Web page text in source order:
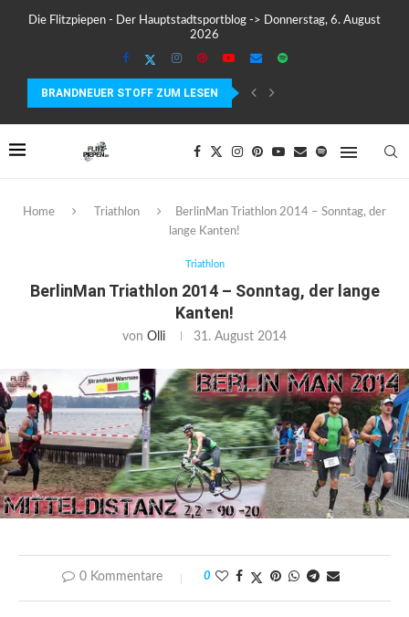
Die Flitzpiepen - Der Hauptstadtsportblog -> Donnerstag, 6. August
2026
BRANDNEUER STOFF ZUM LESEN
TESTBERICHT: DER GARMIN EDGE 840 IM TEST –...
Home Triathlon
BerlinMan Triathlon 2014 – Sonntag, der
lange Kanten!
Triathlon
BerlinMan Triathlon 2014 – Sonntag, der lange
Kanten!
von Olli 31. August 2014
0 Kommentare 0